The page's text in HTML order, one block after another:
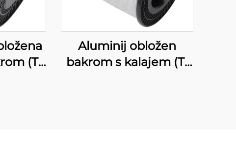
(T-
Aluminij obložen
bakrom s kalajem (T-